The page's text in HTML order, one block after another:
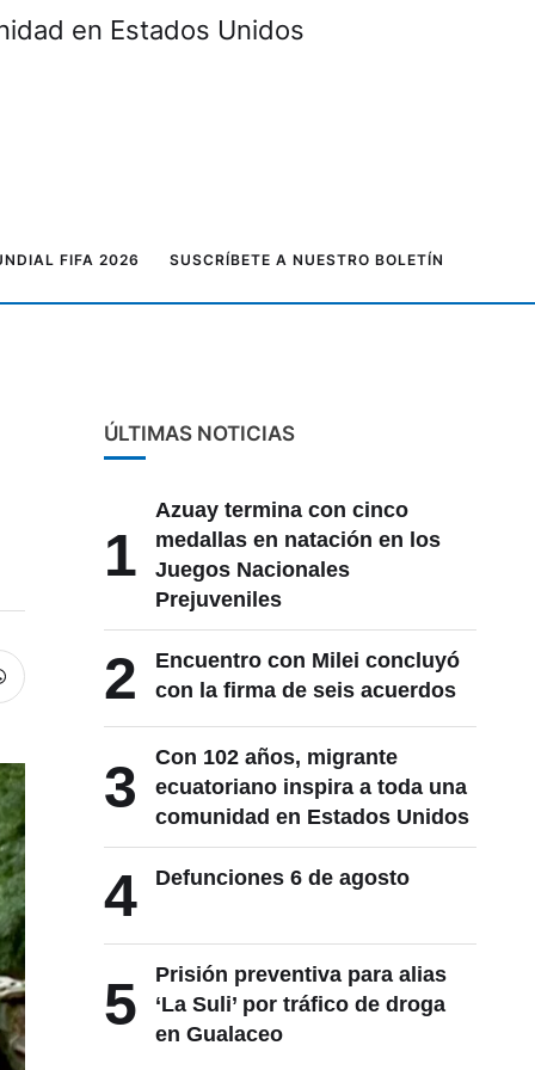
en Estados Unidos
FIFA 2026 SUSCRÍBETE A NUESTRO BOLETÍN
ÚLTIMAS NOTICIAS
1
Azuay termina con cinco
medallas en natación en los
Juegos Nacionales
Prejuveniles
2
Encuentro con Milei concluyó
con la firma de seis acuerdos
3
Con 102 años, migrante
ecuatoriano inspira a toda una
comunidad en Estados Unidos
4 Defunciones 6 de agosto
5
Prisión preventiva para alias
‘La Suli’ por tráfico de droga
en Gualaceo